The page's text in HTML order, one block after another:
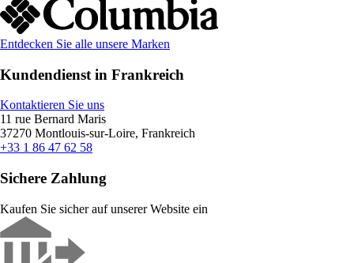
Entdecken Sie alle unsere Marken
Kundendienst in Frankreich
Kontaktieren Sie uns
11 rue Bernard Maris
37270 Montlouis-sur-Loire, Frankreich
+33 1 86 47 62 58
Sichere Zahlung
Kaufen Sie sicher auf unserer Website ein